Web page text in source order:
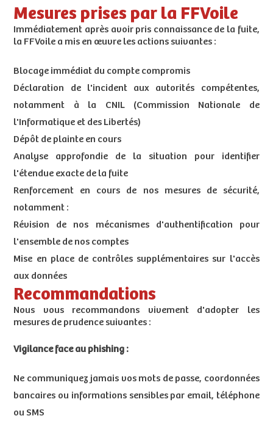
Mesures prises par la FFVoile
Immédiatement après avoir pris connaissance de la fuite,
la FFVoile a mis en œuvre les actions suivantes :
Blocage immédiat du compte compromis
Déclaration de l'incident aux autorités compétentes,
notamment à la CNIL (Commission Nationale de
l'Informatique et des Libertés)
Dépôt de plainte en cours
Analyse approfondie de la situation pour identifier
l'étendue exacte de la fuite
Renforcement en cours de nos mesures de sécurité,
notamment :
Révision de nos mécanismes d'authentification pour
l'ensemble de nos comptes
Mise en place de contrôles supplémentaires sur l'accès
aux données
Recommandations
Nous vous recommandons vivement d'adopter les
mesures de prudence suivantes :
Vigilance face au phishing :
Ne communiquez jamais vos mots de passe, coordonnées
bancaires ou informations sensibles par email, téléphone
ou SMS